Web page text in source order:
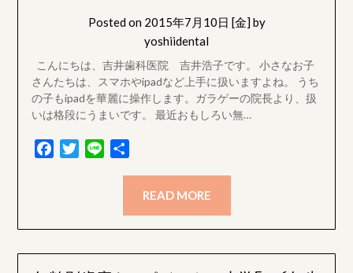
Posted on 2015年7月10日 [金] by
yoshiidental
こんにちは、吉井歯科医院 吉井浩子です。 小さなお子
さんたちは、スマホやipadなど上手に扱いますよね。 うち
の子もipadを華麗に操作します。ガラゲーの院長より、扱
いは格段にうまいです。 最近おもしろい無…
FacebookTwitter
Line
READ MORE